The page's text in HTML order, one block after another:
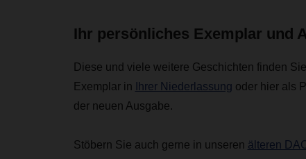
Ihr persönliches Exemplar und
Diese und viele weitere Geschichten finden
Exemplar in
Ihrer Niederlassung oder hier als
der neuen Ausgabe.
Stöbern Sie auch gerne in unseren älteren